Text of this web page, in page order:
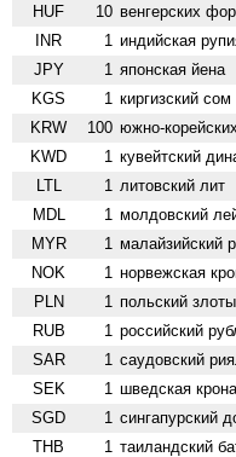
HUF 10 венгерских
INR 1 индийская
JPY 1 японская йена
KGS 1 киргизский сом
KRW 100 южно-
KWD 1 кувейтский
LTL 1 литовский лит
MDL 1 молдовский
MYR 1 малайзийский
NOK 1 норвежская
PLN 1 польский
RUB 1 российский
SAR 1 саудовский
SEK 1 шведская крона
SGD 1 сингапурский
THB 1 таиландский